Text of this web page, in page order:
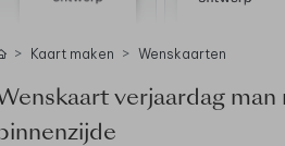
Kaart maken Wenskaarten
verjaardag